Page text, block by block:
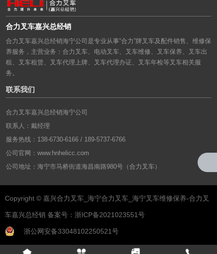
合力叉车嘉兴总经销
合力叉车嘉兴总经销海宁公司是专业从事“合力”牌叉车及配件销售、维修保
养服务，主营业务：合力叉车、电动叉车、叉车维修、叉车保养、叉车出
租、叉车租赁、叉车代理上牌、叉车代理办证、叉车年检等叉车相关服
务。
联系我们
合力叉车嘉兴总经销海宁公司
联系人：戴经理
服务热线：138-6730-6166 / 189-5737-6766
公司官网： www.hnhelicc.com
公司地址：海宁市马桥街道海昌南路980号（合力叉车）
Copyright © 嘉兴合力叉车_海宁合力叉车_海宁叉车维修保养-合力叉
车嘉兴总经销 备案号： 浙ICP备2021023551号
浙公网安备33048102250521号